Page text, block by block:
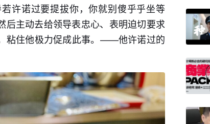
许诺过要提拔你，你就别傻乎乎坐等
后主动去给领导表忠心、表明迫切要求
粘住他极力促成此事。——他许诺过的